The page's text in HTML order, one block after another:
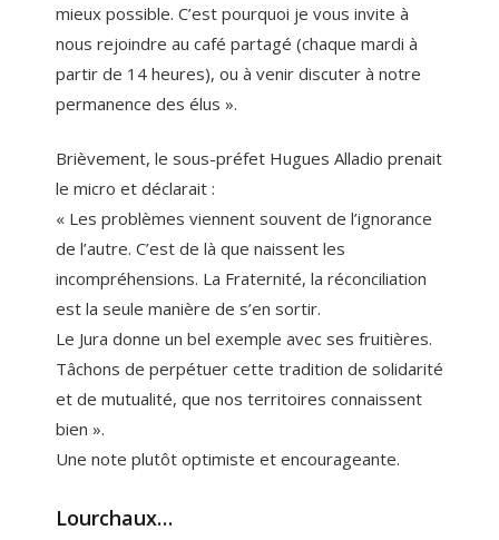
mieux possible. C’est pourquoi je vous invite à
nous rejoindre au café partagé (chaque mardi à
partir de 14 heures), ou à venir discuter à notre
permanence des élus ».
Brièvement, le sous-préfet Hugues Alladio prenait
le micro et déclarait :
« Les problèmes viennent souvent de l’ignorance
de l’autre. C’est de là que naissent les
incompréhensions. La Fraternité, la réconciliation
est la seule manière de s’en sortir.
Le Jura donne un bel exemple avec ses fruitières.
Tâchons de perpétuer cette tradition de solidarité
et de mutualité, que nos territoires connaissent
bien ».
Une note plutôt optimiste et encourageante.
Lourchaux…